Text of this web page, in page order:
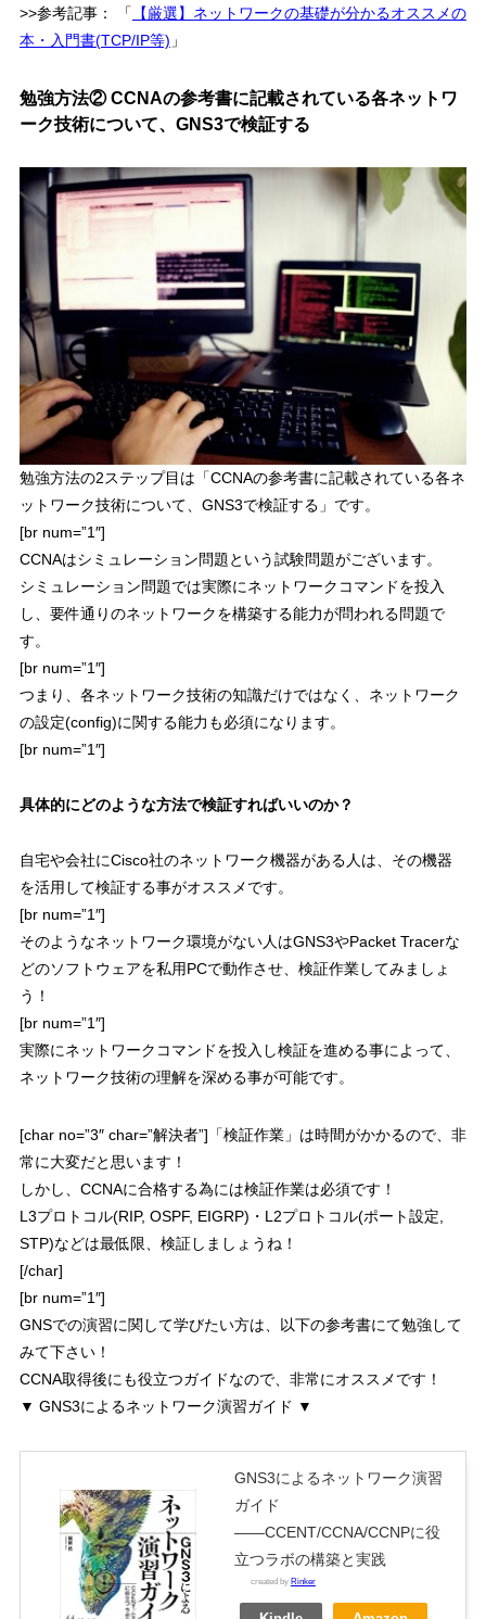
>>参考記事：
「
【厳選】ネットワークの基礎が分かるオススメの
本・入門書(TCP/IP等) 」
勉強方法② CCNAの参考書に記載されている各ネットワ
ーク技術について、GNS3で検証する
勉強方法の2ステップ目は「CCNAの参考書に記載されている各ネ
ットワーク技術について、GNS3で検証する 」です。
[br num=”1″]
CCNAはシミュレーション問題という試験問題がございます。
シミュレーション問題では実際にネットワークコマンドを投入
し、要件通りのネットワークを構築する能力が問われる問題で
す。
[br num=”1″]
つまり、 各ネットワーク技術の知識だけではなく、ネットワーク
の設定(config)に関する能力も必須になります。
[br num=”1″]
具体的にどのような方法で検証すればいいのか？
自宅や会社にCisco社のネットワーク機器がある人は、その機器
を活用して検証する事がオススメです。
[br num=”1″]
そのようなネットワーク環境がない人はGNS3やPacket Tracerな
どのソフトウェアを私用PCで動作させ、検証作業してみましょ
う！
[br num=”1″]
実際にネットワークコマンドを投入し検証を進める事によって、
ネットワーク技術の理解を深める事が可能です。
[char no=”3″ char=”解決者”]「検証作業」は時間がかかるので、非
常に大変だと思います！
しかし、CCNAに合格する為には検証作業は必須です！
L3プロトコル(RIP, OSPF, EIGRP)・L2プロトコル(ポート設定,
STP)などは最低限、検証しましょうね！
[/char]
[br num=”1″]
GNSでの演習に関して学びたい方は、以下の参考書にて勉強して
みて下さい！
CCNA取得後にも役立つガイドなので、非常にオススメです！
▼ GNS3によるネットワーク演習ガイド ▼
GNS3によるネットワーク演習
ガイド
――CCENT/CCNA/CCNPに役
立つラボの構築と実践
created by Rinker